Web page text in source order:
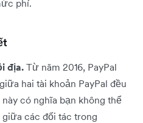
phí.
địa. Từ năm 2016, PayPal
hai tài khoản PayPal đều
có nghĩa bạn không thể
giữa các đối tác trong